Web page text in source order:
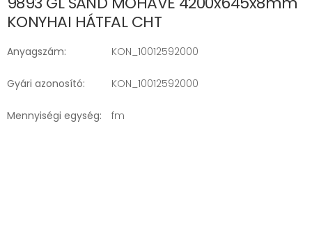
KONYHAI HÁTFAL CHT
Anyagszám: KON_10012592000
Gyári azonosító: KON_10012592000
Mennyiségi egység: fm